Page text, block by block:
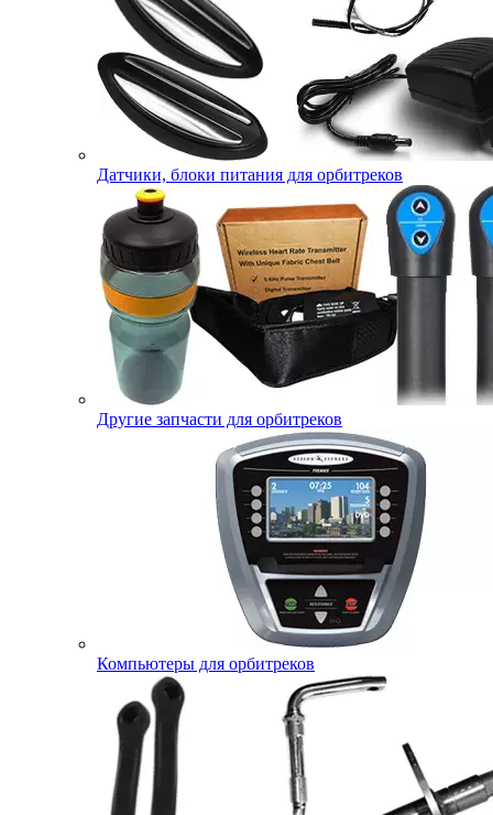
Датчики, блоки питания для орбитреков
Другие запчасти для орбитреков
Компьютеры для орбитреков